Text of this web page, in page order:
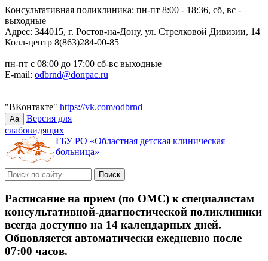
Консультативная поликлиника: пн-пт 8:00 - 18:36, сб, вс -
выходные
Адрес: 344015, г. Ростов-на-Дону, ул. Стрелковой Дивизии, 14
Колл-центр 8(863)284-00-85
пн-пт с 08:00 до 17:00 сб-вс выходные
E-mail: odbrnd@donpac.ru
"ВКонтакте" https://vk.com/odbrnd
Aa
Версия для
слабовидящих
ГБУ РО «Областная детская клиническая
больница»
Расписание на прием (по ОМС) к специалистам
консультативной-диагностической поликлиники
всегда доступно на 14 календарных дней.
Обновляется автоматически ежедневно после
07:00 часов.